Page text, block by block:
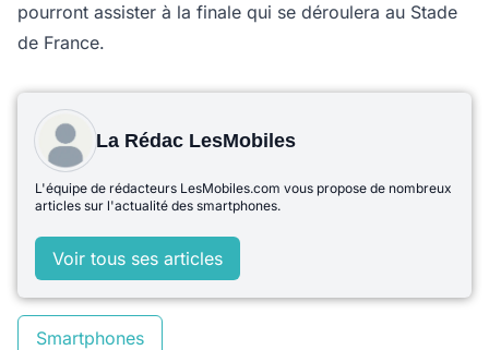
pourront assister à la finale qui se déroulera au Stade
de France.
La Rédac LesMobiles
L'équipe de rédacteurs LesMobiles.com vous propose de nombreux
articles sur l'actualité des smartphones.
Voir tous ses articles
Smartphones